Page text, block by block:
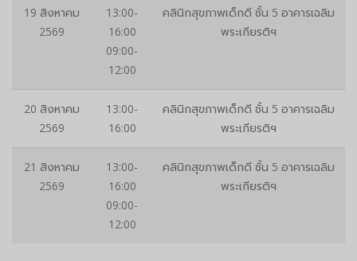
19 สิงหาคม
2569
13:00-
16:00
09:00-
12:00
คลินิกสุขภาพเด็กดี ชั้น 5 อาคารเฉลิม
พระเกียรติฯ
20 สิงหาคม
2569
13:00-
16:00
คลินิกสุขภาพเด็กดี ชั้น 5 อาคารเฉลิม
พระเกียรติฯ
21 สิงหาคม
2569
13:00-
16:00
09:00-
12:00
คลินิกสุขภาพเด็กดี ชั้น 5 อาคารเฉลิม
พระเกียรติฯ